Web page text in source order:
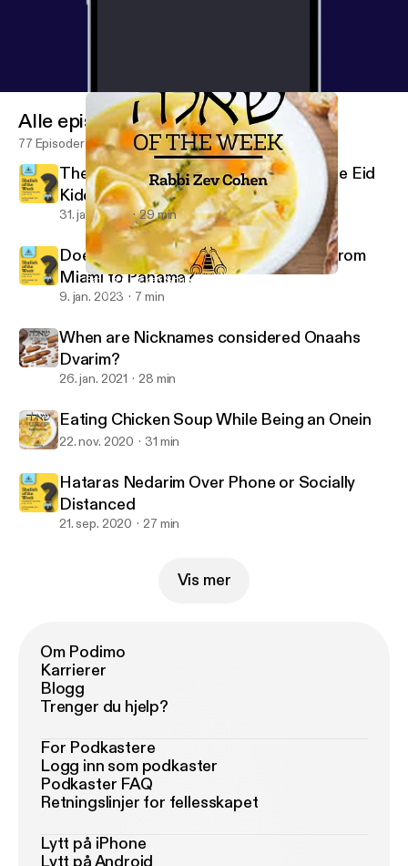
Eating Chicken Soup While Being an Onein
Shaylah of the Week - Yeshurun - Rabbi Zev Cohen
Alle episoder
77 Episoder
The Ba'al Simcha is a Mechutin with the Eid
Kiddushin
31. jan. 2023 29 min
Does One Bentch Gomel after Flying from
Miami to Panama?
9. jan. 2023 7 min
When are Nicknames considered Onaahs
Dvarim?
26. jan. 2021 28 min
Eating Chicken Soup While Being an Onein
22. nov. 2020 31 min
Hataras Nedarim Over Phone or Socially
Distanced
21. sep. 2020 27 min
Vis mer
Om Podimo
Karrierer
Blogg
Trenger du hjelp?
For Podkastere
Logg inn som podkaster
Podkaster FAQ
Retningslinjer for fellesskapet
Lytt på iPhone
Lytt på Android